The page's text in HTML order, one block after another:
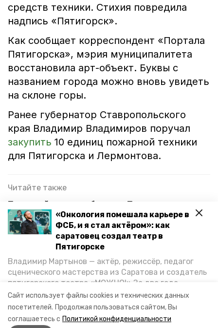
Сайт использует файлы cookies и технических данных
посетителей. Продолжая пользоваться сайтом, Вы
соглашаетесь с Политикой конфиденциальности
«Онкология помешала карьере в
ФСБ, и я стал актёром»: как
саратовец создал театр в
Пятигорске
Владимир Мартынов — актёр, режиссёр, педагог
сценического мастерства из Саратова и создатель
пятигорского театра «МОЖНО!» За два года
существования театр выпустил восемь спектаклей,
впереди — новые премьеры. О том, как стал
артистом, попал в Пятигорск и собрал труппу,
режиссёр рассказал корреспонденту «Портала
средств техники. Стихия повредила
надпись «Пятигорск».
Как сообщает корреспондент «Портала
Пятигорска», мэрия муниципалитета
восстановила арт-объект. Буквы с
названием города можно вновь увидеть
на склоне горы.
Ранее губернатор Ставропольского
края Владимир Владимиров поручал
закупить 10 единиц пожарной техники
для Пятигорска и Лермонтова.
Читайте также
Причиной пожара в бараке в Пятигорске мог
стать поджог
Губернатор Ставрополья поручил главам
территорий минимизировать риск пожаров
Большинство пожаров на Ставрополье в 2024
году случились из-за пала сухой травы
пятигорск машук пожар